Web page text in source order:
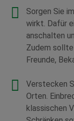
Sorgen Sie
wirkt. Dafür
anschalten
Zudem
Freunde,
Verstecken
Orten.
klassischen